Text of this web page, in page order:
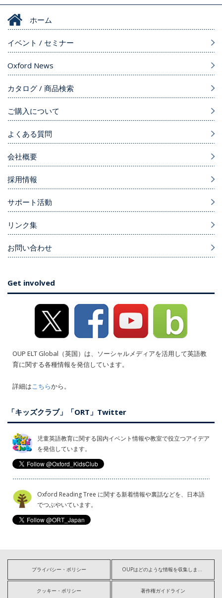
ホーム
イベント / セミナー
Oxford News
カタログ / 商品検索
ご購入について
よくある質問
会社概要
採用情報
サポート活動
リンク集
お問い合わせ
Get involved
OUP ELT Global（英国）は、ソーシャルメディアを活用して英語教
育に関する各種情報を発信しています。
詳細はこちらから。
「キッズクラブ」「ORT」Twitter
児童英語教育に関する国内イベント情報や教室で役立つアイデア
を発信しています。
Oxford Reading Tree に関する新着情報や裏話などを、日本語
でつぶやいています。
プライバシー・ポリシー OUPはどのような情報を収集しますか?
クッキー・ポリシー 著作権ガイドライン